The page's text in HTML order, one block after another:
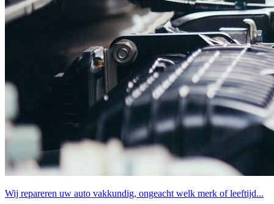
Wij repareren uw auto vakkundig, ongeacht welk merk of leeftijd...